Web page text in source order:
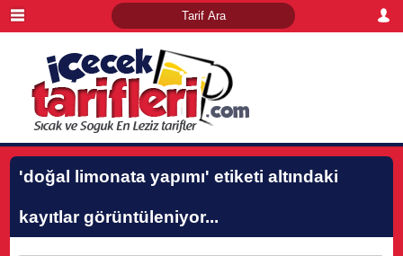
'doğal limonata yapımı' etiketi altındaki
kayıtlar görüntüleniyor...